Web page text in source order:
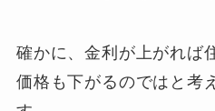
確かに、金利が上がれば
価格も下がるのではと考